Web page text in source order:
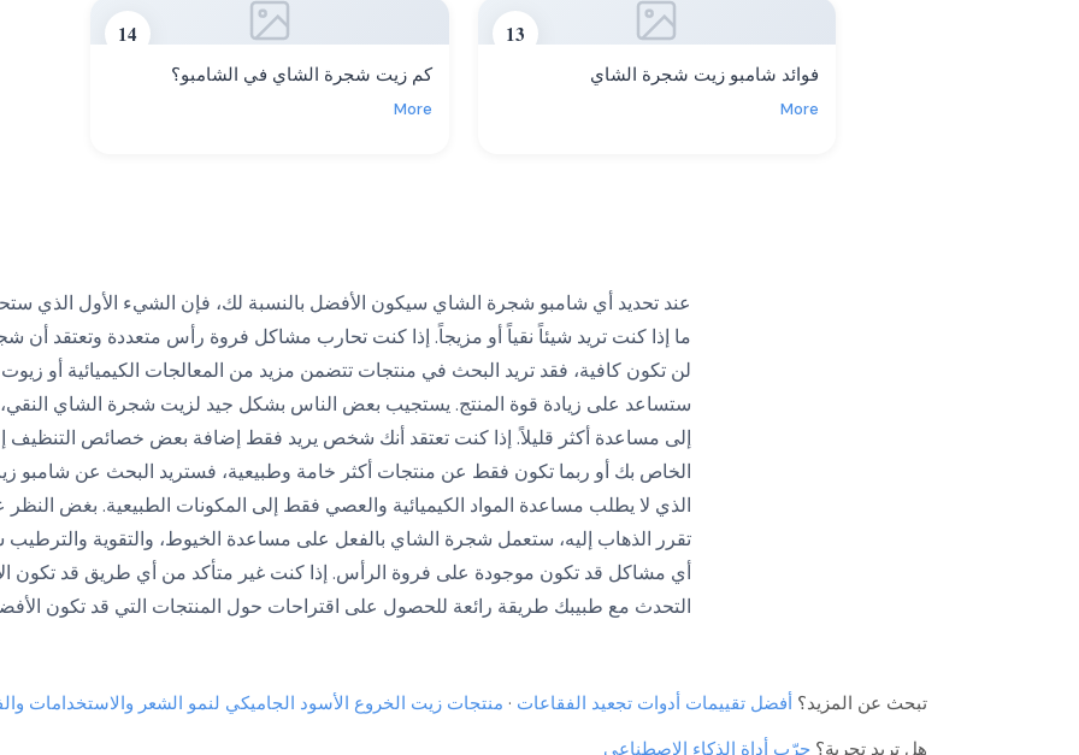
13
فوائد شامبو زيت شجرة الشاي
More
14
كم زيت شجرة الشاي في الشامبو؟
More
عند تحديد أي شامبو شجرة الشاي سيكون الأفضل بالنسبة لك، فإن الشيء الأول الذي
ما إذا كنت تريد شيئاً نقياً أو مزيجاً. إذا كنت تحارب مشاكل فروة رأس متعددة وتعتقد أن
لن تكون كافية، فقد تريد البحث في منتجات تتضمن مزيد من المعالجات الكيميائية أو
ستساعد على زيادة قوة المنتج. يستجيب بعض الناس بشكل جيد لزيت شجرة الشاي النقي،
إلى مساعدة أكثر قليلاً. إذا كنت تعتقد أنك شخص يريد فقط إضافة بعض خصائص التنظيف
الخاص بك أو ربما تكون فقط عن منتجات أكثر خامة وطبيعية، فستريد البحث عن شامبو
الذي لا يطلب مساعدة المواد الكيميائية والعصي فقط إلى المكونات الطبيعية. بغض
تقرر الذهاب إليه، ستعمل شجرة الشاي بالفعل على مساعدة الخيوط، والتقوية
أي مشاكل قد تكون موجودة على فروة الرأس. إذا كنت غير متأكد من أي طريق قد تكون
التحدث مع طبيبك طريقة رائعة للحصول على اقتراحات حول المنتجات التي قد تكون
تبحث عن المزيد؟ أفضل تقييمات أدوات تجعيد الفقاعات · منتجات زيت الخروع الأسود الجاميكي لنمو الشعر والاستخدامات
هل تريد تجربة؟ جرّب أداة الذكاء الاصطناعي